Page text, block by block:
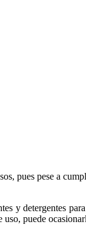
pues pese a
y detergentes
puede